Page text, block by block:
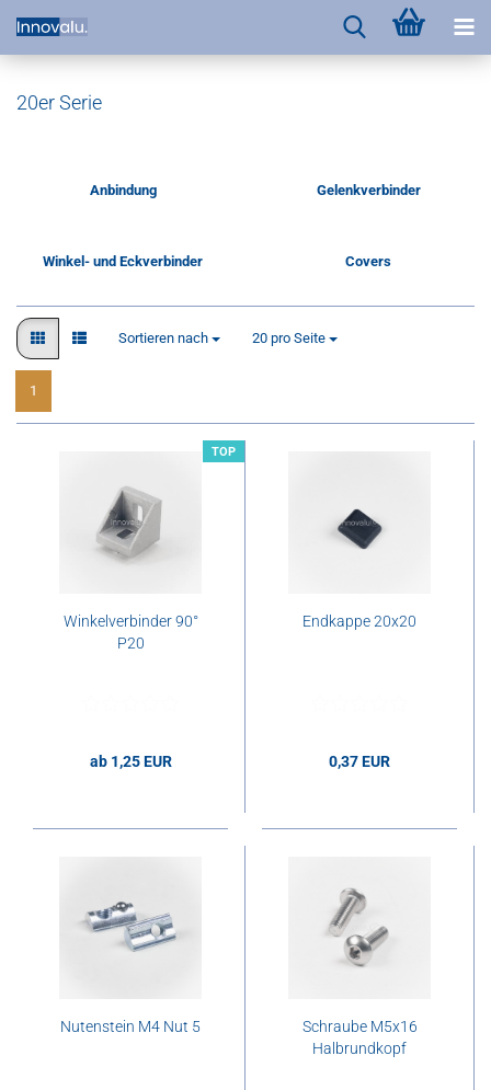
20er Serie
Anbindung Gelenkverbinder
Winkel- und Eckverbinder Covers
Sortieren nach
Sortieren nach 20 pro Seite
pro Seite
1
TOP
Winkelverbinder 90°
P20
ab 1,25 EUR
Endkappe 20x20
0,37 EUR
Nutenstein M4 Nut 5
Schraube M5x16
Halbrundkopf